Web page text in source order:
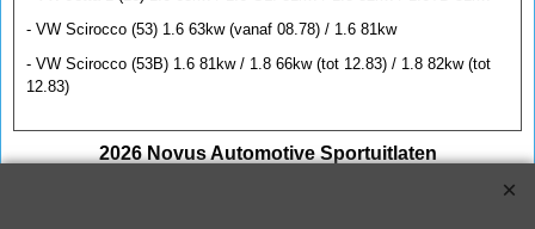
- VW Scirocco (53) 1.6 63kw (vanaf 08.78) / 1.6 81kw
- VW Scirocco (53B) 1.6 81kw / 1.8 66kw (tot 12.83) / 1.8 82kw (tot
12.83)
2026 Novus Automotive Sportuitlaten